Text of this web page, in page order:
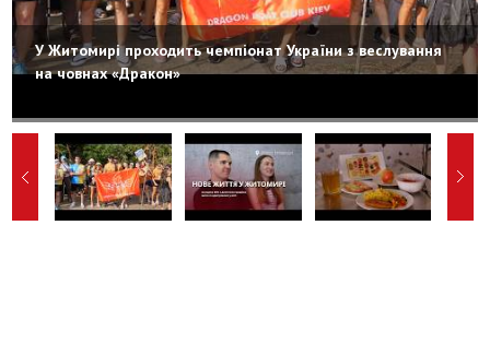
У Житомирі проходить чемпіонат України з веслування
на човнах «Дракон»